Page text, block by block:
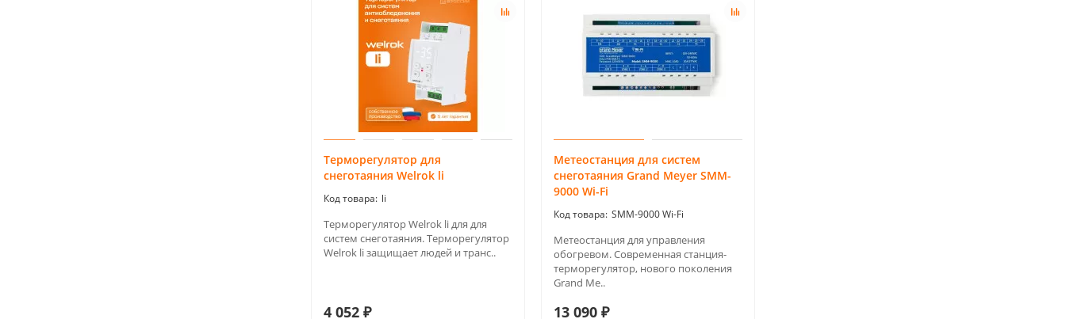
Терморегулятор для
снеготаяния Welrok li
li
Терморегулятор Welrok li для для
систем снеготаяния. Терморегулятор
Welrok li защищает людей и транс..
4 052 ₽
Метеостанция для систем
снеготаяния Grand Meyer SMM-
9000 Wi-Fi
SMM-9000 Wi-Fi
Метеостанция для управления
обогревом. Современная станция-
терморегулятор, нового поколения
Grand Me..
13 090 ₽